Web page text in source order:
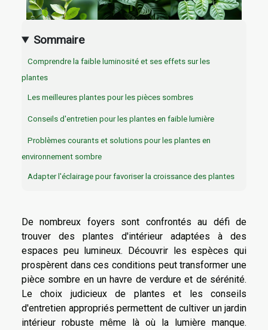
Sommaire
Comprendre la faible luminosité et ses effets sur les
plantes
Les meilleures plantes pour les pièces sombres
Conseils d'entretien pour les plantes en faible lumière
Problèmes courants et solutions pour les plantes en
environnement sombre
Adapter l'éclairage pour favoriser la croissance des plantes
De nombreux foyers sont confrontés au défi de
trouver des plantes d'intérieur adaptées à des
espaces peu lumineux. Découvrir les espèces qui
prospèrent dans ces conditions peut transformer une
pièce sombre en un havre de verdure et de sérénité.
Le choix judicieux de plantes et les conseils
d'entretien appropriés permettent de cultiver un jardin
intérieur robuste même là où la lumière manque.